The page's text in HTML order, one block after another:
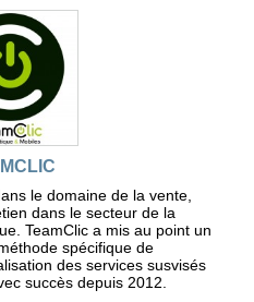
le domaine de la vente,
dans le secteur de la
TeamClic a mis au point un
spécifique de
des services susvisés
succès depuis 2012.